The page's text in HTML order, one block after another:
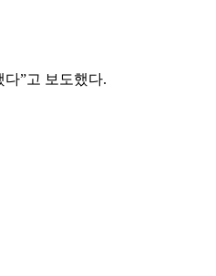
”고 보도했다.